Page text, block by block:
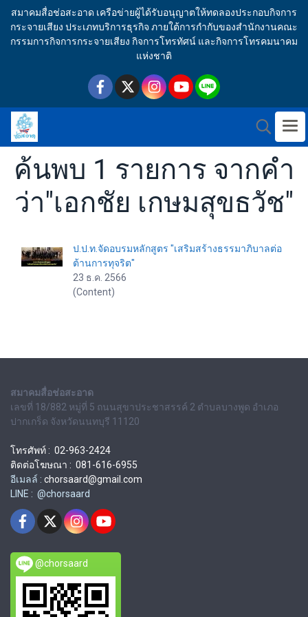
สมาคมสื่อช่อสะอาด เครือข่ายผู้ได้รับอนุญาตให้ทดลองประกอบกิจการ
กระจายเสียง ประเภทบริการธุรกิจ ภายใต้การกำกับของสำนักงานคณะ
กรรมการกิจการกระจายเสียง กิจการโทรทัศน์ และกิจการโทรคมนาคม
แห่งชาติ
ค้นพบ 1 รายการ จากคำ
ว่า"เอกชัย เกษมสุขธวัช"
ป.ป.ท.จัดอบรมหลักสูตร "เสริมสร้างธรรมาภิบาลต่อ
ต้านการทุจริต"
23 ธ.ค. 2566
(Content)
สมาคมสื่อช่อสะอาด
เลขที่ 18/882 หมู่ที่ 5 ถนนสุขาประชาสรรค์ 2 ตำบลบางพูด อำเภอ
ปากเกร็ด จังหวัดนนทบุรี 11120
โทรศัพท์ : 02-963-2424
ติดต่อโฆษณา : 081-616-6955
อีเมลล์ : chorsaard@gmail.com
LINE : @chorsaard
@chorsaard